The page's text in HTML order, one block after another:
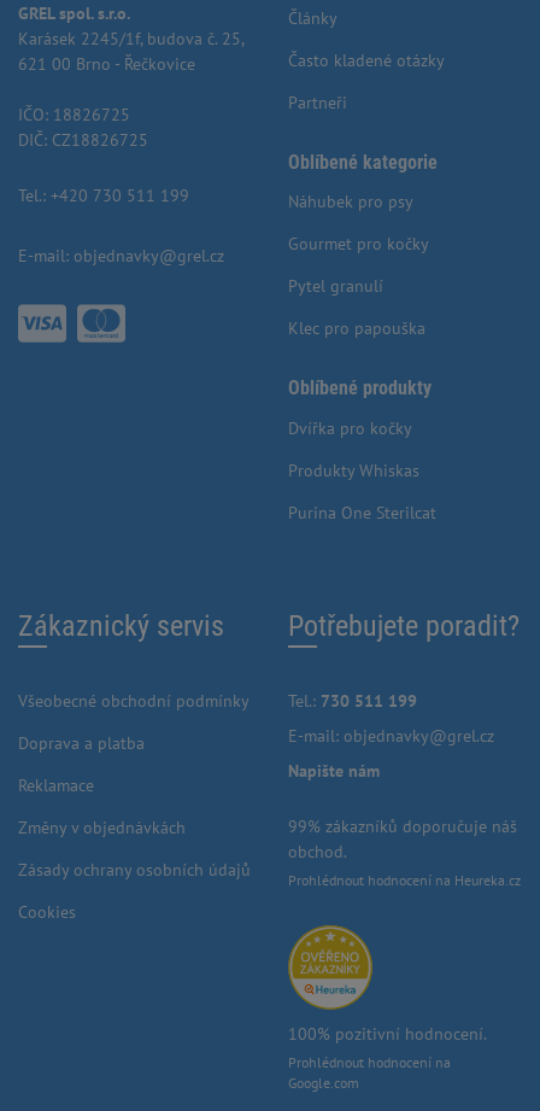
GREL spol. s.r.o.
Karásek 2245/1f, budova č. 25,
621 00 Brno - Řečkovice
IČO: 18826725
DIČ: CZ18826725
Tel.: +420 730 511 199
E-mail: objednavky@grel.cz
Články
Často kladené otázky
Partneři
Oblíbené kategorie
Náhubek pro psy
Gourmet pro kočky
Pytel granulí
Klec pro papouška
Oblíbené produkty
Dvířka pro kočky
Produkty Whiskas
Purina One Sterilcat
Zákaznický servis
Všeobecné obchodní podmínky
Doprava a platba
Reklamace
Změny v objednávkách
Zásady ochrany osobních údajů
Cookies
Potřebujete poradit?
Tel.: 730 511 199
E-mail: objednavky@grel.cz
Napište nám
99% zákazníků doporučuje náš
obchod.
Prohlédnout hodnocení na Heureka.cz
100% pozitivní hodnocení.
Prohlédnout hodnocení na
Google.com